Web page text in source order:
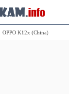
OPPO K12x (China)